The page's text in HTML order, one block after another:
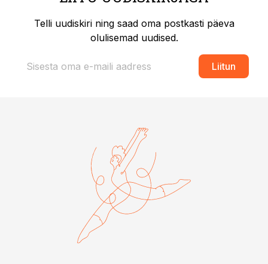
Telli uudiskiri ning saad oma postkasti päeva
olulisemad uudised.
Liitun